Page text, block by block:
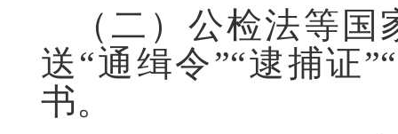
（二）公检法等
送“通缉令”“逮捕证
书。